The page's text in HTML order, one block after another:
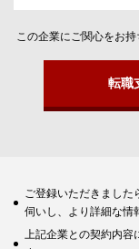
この企業にご関心をお持
転職
ご登録いただきました
伺いし、より詳細な情
上記企業との契約内容